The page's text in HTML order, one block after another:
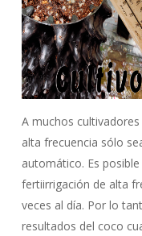
A muchos
alta frecuencia sólo
automático. Es
fertiirrigación de alta
veces al día. Por lo
resultados del coco